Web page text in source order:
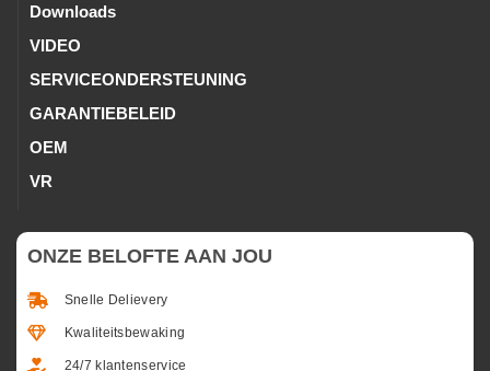
Downloads
VIDEO
SERVICEONDERSTEUNING
GARANTIEBELEID
OEM
VR
ONZE BELOFTE AAN JOU
Snelle Delievery
Kwaliteitsbewaking
24/7 klantenservice